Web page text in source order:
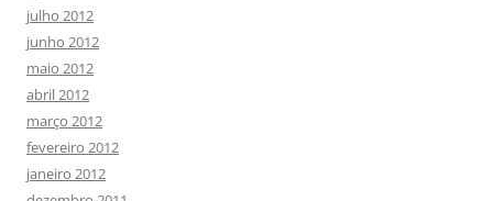
julho 2012
junho 2012
maio 2012
abril 2012
março 2012
fevereiro 2012
janeiro 2012